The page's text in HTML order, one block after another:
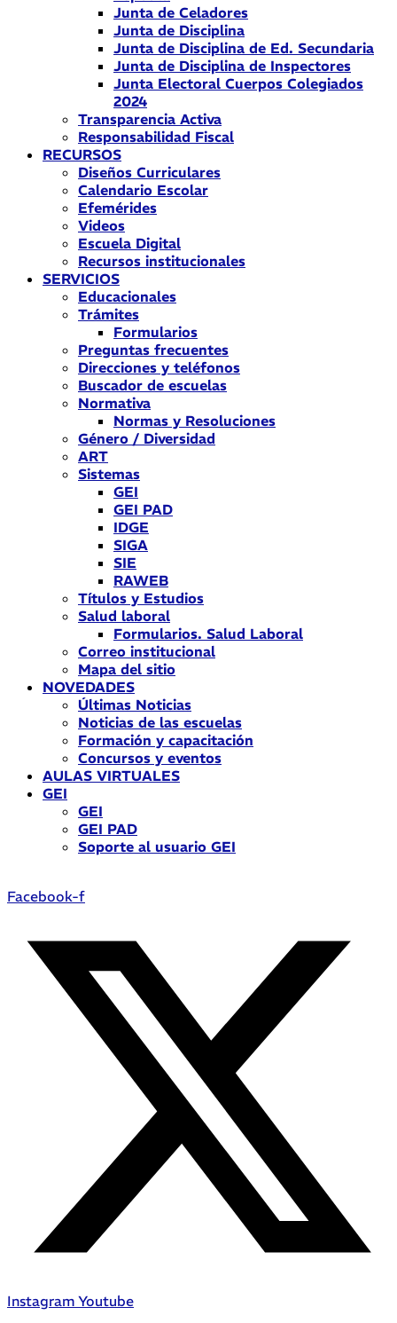
Junta de Celadores
Junta de Disciplina
Junta de Disciplina de Ed. Secundaria
Junta de Disciplina de Inspectores
Junta Electoral Cuerpos Colegiados
2024
Transparencia Activa
Responsabilidad Fiscal
RECURSOS
Diseños Curriculares
Calendario Escolar
Efemérides
Videos
Escuela Digital
Recursos institucionales
SERVICIOS
Educacionales
Trámites
Formularios
Preguntas frecuentes
Direcciones y teléfonos
Buscador de escuelas
Normativa
Normas y Resoluciones
Género / Diversidad
ART
Sistemas
GEI
GEI PAD
IDGE
SIGA
SIE
RAWEB
Títulos y Estudios
Salud laboral
Formularios. Salud Laboral
Correo institucional
Mapa del sitio
NOVEDADES
Últimas Noticias
Noticias de las escuelas
Formación y capacitación
Concursos y eventos
AULAS VIRTUALES
GEI
GEI
GEI PAD
Soporte al usuario GEI
Facebook-f
Instagram Youtube